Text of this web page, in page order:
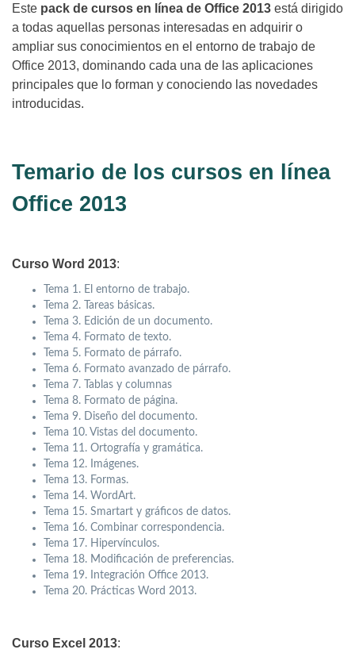
Este pack de cursos en línea de Office 2013 está dirigido
a todas aquellas personas interesadas en adquirir o
ampliar sus conocimientos en el entorno de trabajo de
Office 2013, dominando cada una de las aplicaciones
principales que lo forman y conociendo las novedades
introducidas.
Temario de los cursos en línea
Office 2013
Curso Word 2013:
Tema 1. El entorno de trabajo.
Tema 2. Tareas básicas.
Tema 3. Edición de un documento.
Tema 4. Formato de texto.
Tema 5. Formato de párrafo.
Tema 6. Formato avanzado de párrafo.
Tema 7. Tablas y columnas
Tema 8. Formato de página.
Tema 9. Diseño del documento.
Tema 10. Vistas del documento.
Tema 11. Ortografía y gramática.
Tema 12. Imágenes.
Tema 13. Formas.
Tema 14. WordArt.
Tema 15. Smartart y gráficos de datos.
Tema 16. Combinar correspondencia.
Tema 17. Hipervínculos.
Tema 18. Modificación de preferencias.
Tema 19. Integración Office 2013.
Tema 20. Prácticas Word 2013.
Curso Excel 2013: